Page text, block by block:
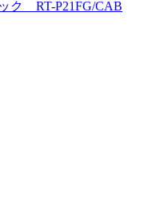
ク RT-P21FG/CAB